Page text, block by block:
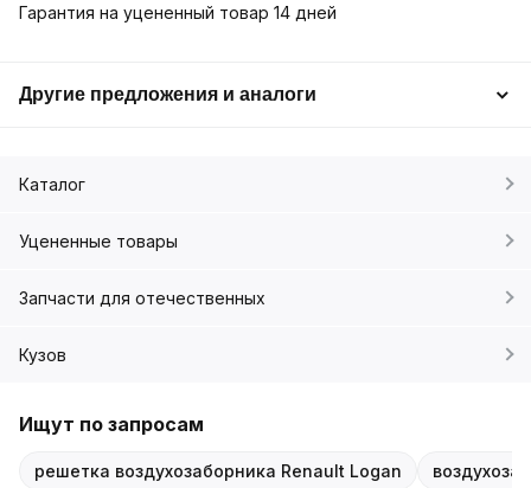
Гарантия на уцененный товар 14 дней
Другие предложения и аналоги
Каталог
Уцененные товары
Запчасти для отечественных
Кузов
Ищут по запросам
решетка воздухозаборника Renault Logan